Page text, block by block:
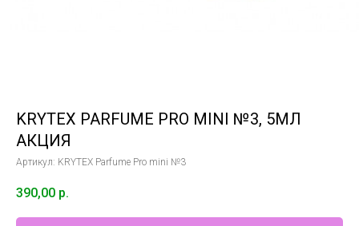
KRYTEX PARFUME PRO MINI №3, 5МЛ
АКЦИЯ
Артикул: KRYTEX Parfume Pro mini №3
390,00 р.